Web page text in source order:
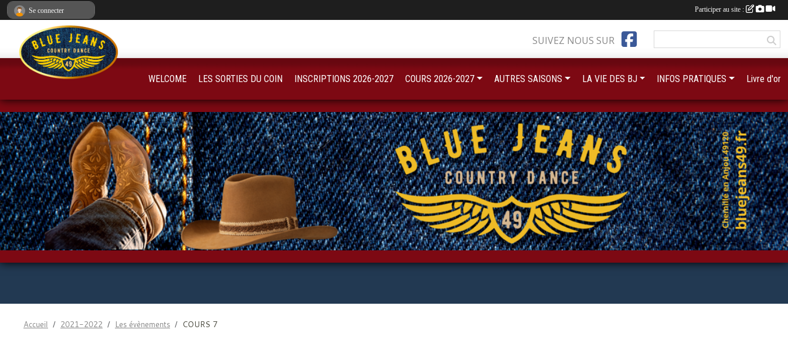
Accueil 2021-2022 Les évènements COURS 7
SUIVEZ NOUS SUR
WELCOME LES SORTIES DU COIN INSCRIPTIONS 2026-2027 COURS 2026-2027 AUTRES SAISONS LA VIE DES BJ INFOS PRATIQUES Livre d'or
Se connecter Participer au site :
Panneau de gestion des cookies